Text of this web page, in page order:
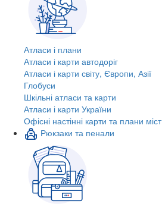
Атласи і плани
Атласи і карти автодоріг
Атласи і карти світу, Європи, Азії
Глобуси
Шкільні атласи та карти
Атласи і карти України
Офісні настінні карти та плани міст
Рюкзаки та пенали